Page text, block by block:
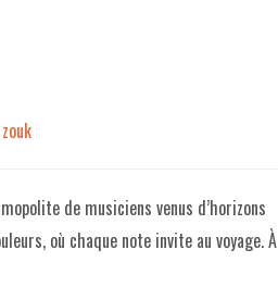
zouk
de musiciens venus d’horizons
où chaque note invite au voyage. À